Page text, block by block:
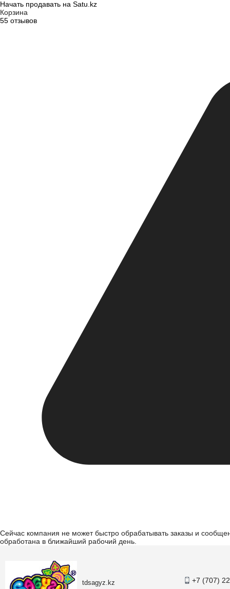
Начать продавать на Satu.kz
Корзина
55 отзывов
Сейчас компания не может быстро обрабатывать заказы и
обработана в ближайший рабочий день.
tdsagyz.kz +7 (707)